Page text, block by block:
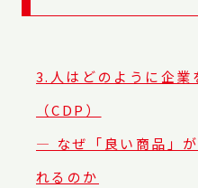
3.人はどのように企業
（CDP）
― なぜ「良い商品」
れるのか